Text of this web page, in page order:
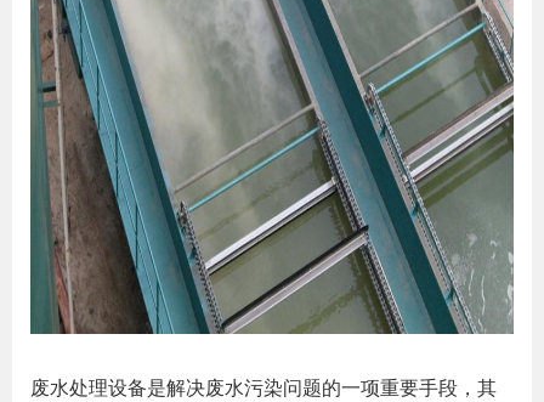
废水处理设备是解决废水污染问题的一项重要手段，其